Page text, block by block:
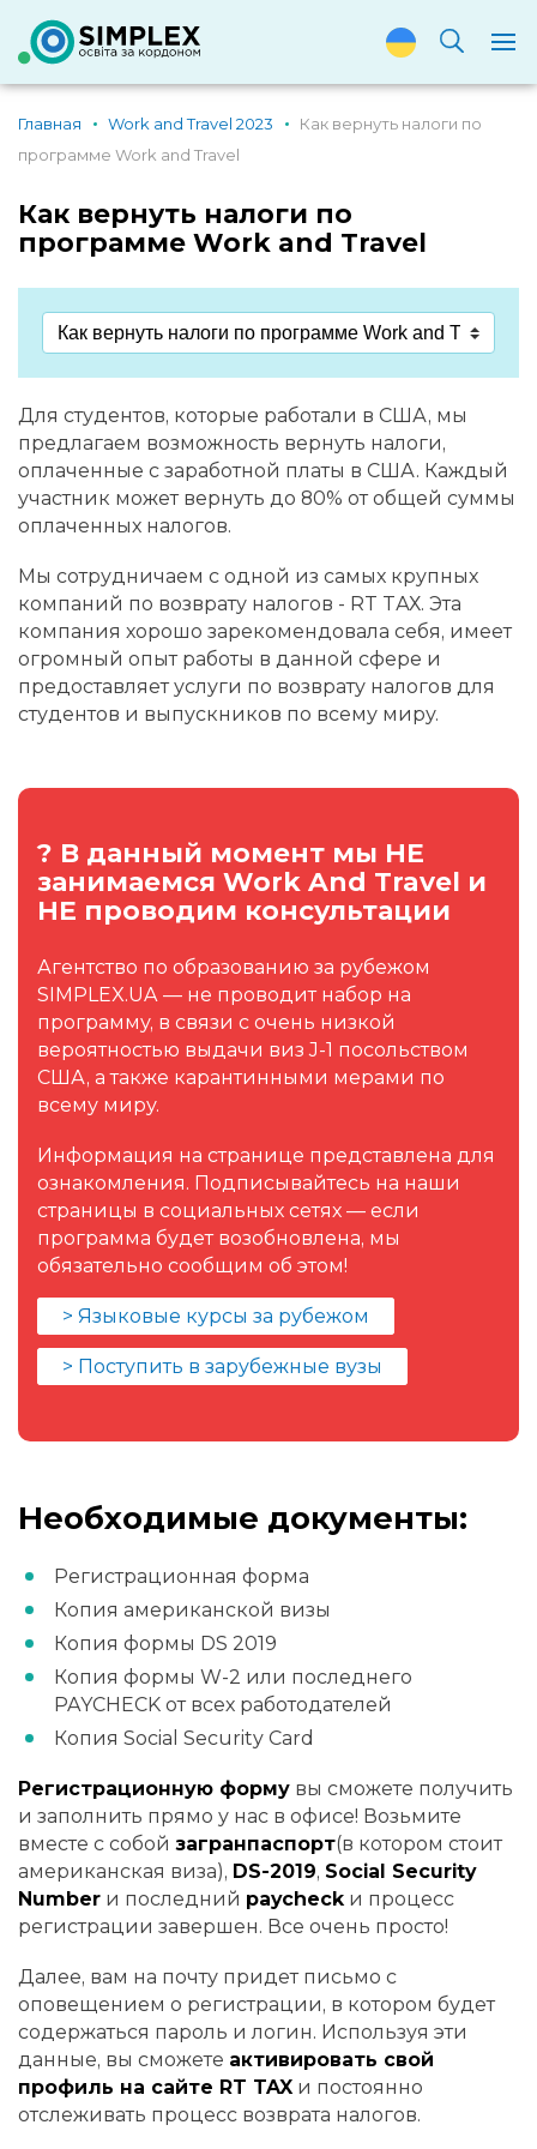
Главная Work and Travel 2023
Как вернуть налоги по
программе Work and Travel
Как вернуть налоги по
программе Work and Travel
Для студентов, которые работали в США, мы
предлагаем возможность вернуть налоги,
оплаченные с заработной платы в США. Каждый
участник может вернуть до 80% от общей суммы
оплаченных налогов.
Мы сотрудничаем с одной из самых крупных
компаний по возврату налогов - RT TАХ. Эта
компания хорошо зарекомендовала себя, имеет
огромный опыт работы в данной сфере и
предоставляет услуги по возврату налогов для
студентов и выпускников по всему миру.
? В данный момент мы НЕ
занимаемся Work And Travel и
НЕ проводим консультации
Агентство по образованию за рубежом
SIMPLEX.UA — не проводит набор на
программу, в связи с очень низкой
вероятностью выдачи виз J-1 посольством
США, а также карантинными мерами по
всему миру.
Информация на странице представлена для
ознакомления. Подписывайтесь на наши
страницы в социальных сетях — если
программа будет возобновлена, мы
обязательно сообщим об этом!
> Языковые курсы за рубежом
> Поступить в зарубежные вузы
Необходимые документы:
Регистрационная форма
Копия американской визы
Копия формы DS 2019
Копия формы W-2 или последнего
PAYCHECK от всех работодателей
Копия Social Security Card
Регистрационную форму вы сможете получить
и заполнить прямо у нас в офисе! Возьмите
вместе с собой загранпаспорт(в котором стоит
американская виза), DS-2019, Social Security
Number и последний paycheck и процесс
регистрации завершен. Все очень просто!
Далее, вам на почту придет письмо с
оповещением о регистрации, в котором будет
содержаться пароль и логин. Используя эти
данные, вы сможете активировать свой
профиль на сайте RT TAX и постоянно
отслеживать процесс возврата налогов.